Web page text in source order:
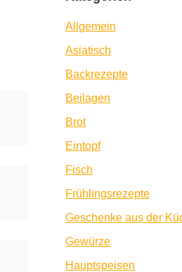
Allgemein
Asiatisch
Backrezepte
Beilagen
Brot
Eintopf
Fisch
Frühlingsrezepte
Geschenke aus der
Gewürze
Hauptspeisen